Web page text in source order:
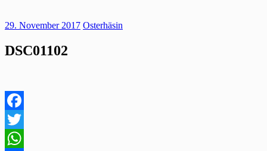
29. November 2017 Osterhäsin
DSC01102
Facebook
Twitter